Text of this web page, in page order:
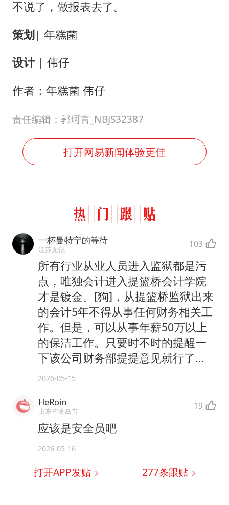
不说了，做报表去了。
策划| 年糕菌
设计 | 伟仔
作者：年糕菌 伟仔
责任编辑：郭珂言_NBJS32387
打开网易新闻体验更佳
一杯曼特宁的等待
江苏无锡 103
所有行业从业人员进入监狱都是污
点，唯独会计进入提篮桥会计学院
才是镀金。[狗]，从提篮桥监狱出来
的会计5年不得从事任何财务相关工
作。但是，可以从事年薪50万以上
的保洁工作。只要时不时的提醒一
下该公司财务部提提意见就行了…
2026-05-15
HeRoin
山东省青岛市 19
应该是安全员吧
2026-05-16
打开APP发贴 277条跟贴